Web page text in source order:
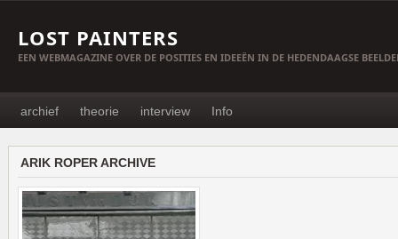
LOST PAINTERS
EEN WEBMAGAZINE OVER DE POSITIES EN IDEEËN IN DE HEDENDAAGSE
archief theorie interview Info
ARIK ROPER ARCHIVE